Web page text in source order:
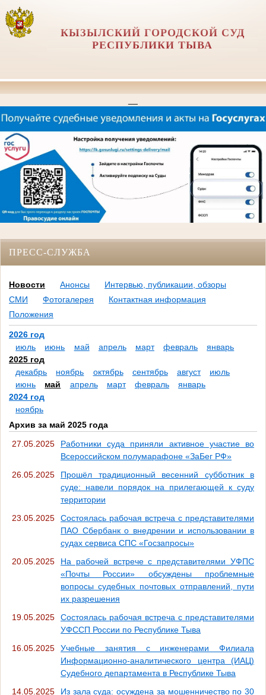
КЫЗЫЛСКИЙ ГОРОДСКОЙ СУД
РЕСПУБЛИКИ ТЫВА
ПРЕСС-СЛУЖБА
Новости Анонсы
Интервью, публикации, обзоры
СМИ
Фотогалерея
Контактная информация
Положения
2026 год
июль
июнь май апрель март февраль
январь
2025 год
декабрь
ноябрь октябрь сентябрь август
июль
июнь
май апрель март февраль
январь
2024 год
ноябрь
Архив за май 2025 года
27.05.2025
Работники суда приняли активное участие во
Всероссийском полумарафоне «ЗаБег РФ»
26.05.2025
Прошёл традиционный весенний субботник в
суде: навели порядок на прилегающей к суду
территории
23.05.2025
Состоялась рабочая встреча с представителями
ПАО Сбербанк о внедрении и использовании в
судах сервиса СПС «Госзапросы»
20.05.2025
На рабочей встрече с представителями УФПС
«Почты России» обсуждены проблемные
вопросы судебных почтовых отправлений, пути
их разрешения
19.05.2025
Состоялась рабочая встреча с представителями
УФССП России по Республике Тыва
16.05.2025
Учебные занятия с инженерами Филиала
Информационно-аналитического центра (ИАЦ)
Судебного департамента в Республике Тыва
14.05.2025
Из зала суда: осуждена за мошенничество по 30